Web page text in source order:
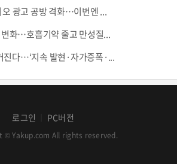
광고 공방 격화…이번엔 ...
화…호흡기약 줄고 만성질...
진다…‘지속 발현·자가증폭·...
로그인 PC버전
© Yakup.com All rights reserved.